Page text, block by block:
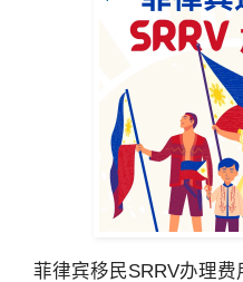
菲律宾移民SRRV办理费